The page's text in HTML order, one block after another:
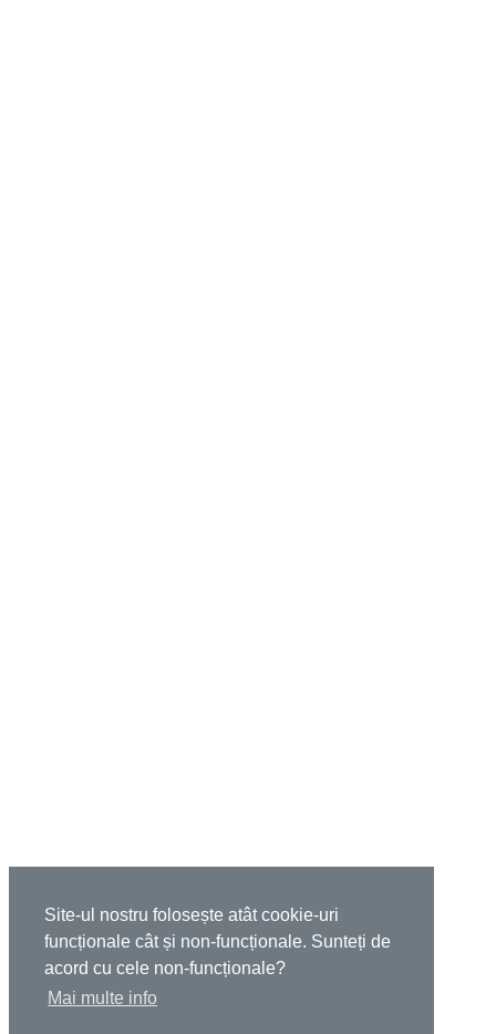
Site-ul nostru folosește atât cookie-uri
funcționale cât și non-funcționale. Sunteți de
acord cu cele non-funcționale?
Mai multe info